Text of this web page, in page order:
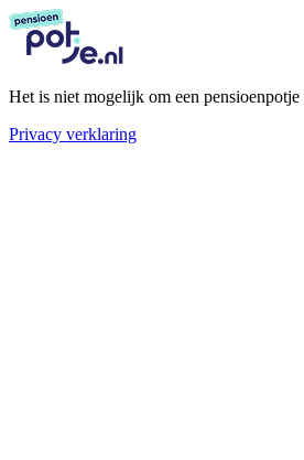
Het is niet mogelijk om een
Privacy verklaring